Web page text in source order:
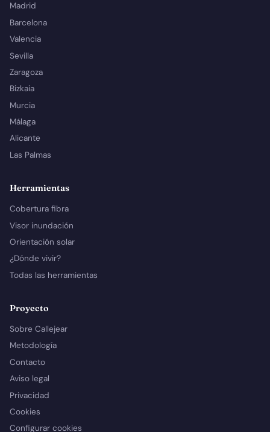
Madrid
Barcelona
Valencia
Sevilla
Zaragoza
Bizkaia
Murcia
Málaga
Alicante
Las Palmas
Herramientas
Cobertura fibra
Visor inundación
Orientación solar
¿Dónde vivir?
Todas las herramientas
Proyecto
Sobre Callejear
Metodología
Contacto
Aviso legal
Privacidad
Cookies
Configurar cookies